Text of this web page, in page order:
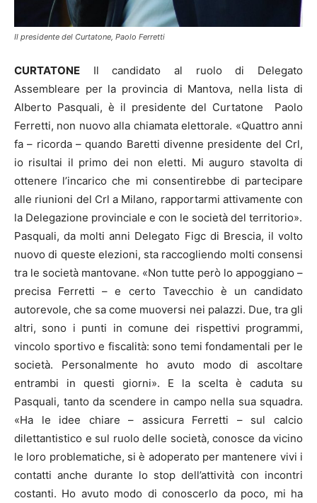
Il presidente del Curtatone, Paolo Ferretti
CURTATONE Il candidato al ruolo di Delegato
Assembleare per la provincia di Mantova, nella lista di
Alberto Pasquali, è il presidente del Curtatone Paolo
Ferretti, non nuovo alla chiamata elettorale. «Quattro anni
fa – ricorda – quando Baretti divenne presidente del Crl,
io risultai il primo dei non eletti. Mi auguro stavolta di
ottenere l’incarico che mi consentirebbe di partecipare
alle riunioni del Crl a Milano, rapportarmi attivamente con
la Delegazione provinciale e con le società del territorio».
Pasquali, da molti anni Delegato Figc di Brescia, il volto
nuovo di queste elezioni, sta raccogliendo molti consensi
tra le società mantovane. «Non tutte però lo appoggiano –
precisa Ferretti – e certo Tavecchio è un candidato
autorevole, che sa come muoversi nei palazzi. Due, tra gli
altri, sono i punti in comune dei rispettivi programmi,
vincolo sportivo e fiscalità: sono temi fondamentali per le
società. Personalmente ho avuto modo di ascoltare
entrambi in questi giorni». E la scelta è caduta su
Pasquali, tanto da scendere in campo nella sua squadra.
«Ha le idee chiare – assicura Ferretti – sul calcio
dilettantistico e sul ruolo delle società, conosce da vicino
le loro problematiche, si è adoperato per mantenere vivi i
contatti anche durante lo stop dell’attività con incontri
costanti. Ho avuto modo di conoscerlo da poco, mi ha